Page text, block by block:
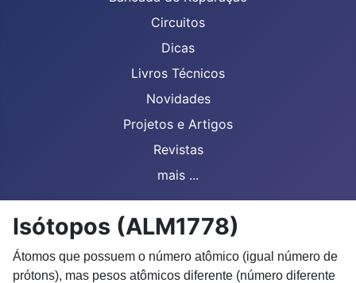
Circuitos
Dicas
Livros Técnicos
Novidades
Projetos e Artigos
Revistas
mais ...
Isótopos (ALM1778)
Átomos que possuem o número atômico (igual número de
prótons), mas pesos atômicos diferente (número diferente